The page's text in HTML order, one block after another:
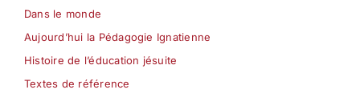
Dans le monde
Aujourd’hui la Pédagogie Ignatienne
Histoire de l’éducation jésuite
Textes de référence